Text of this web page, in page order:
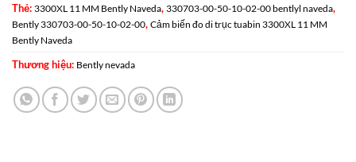
Thẻ: 3300XL 11 MM Bently Naveda, 330703-00-50-10-02-00 bentlyl naveda,
Bently 330703-00-50-10-02-00, Cảm biến đo di trục tuabin 3300XL 11 MM
Bently Naveda
Thương hiệu: Bently nevada